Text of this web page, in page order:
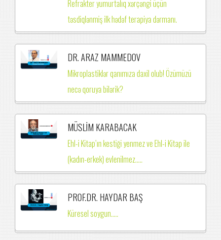
Refrakter yumurtalıq xərçəngi üçün
təsdiqlənmiş ilk hədəf terapiya dərmanı.
DR. ARAZ MAMMEDOV
Mikroplastiklər qanımıza daxil olub! Özümüzü
necə qoruya bilərik?
MÜSLİM KARABACAK
Ehl-i Kitap’ın kestiği yenmez ve Ehl-i Kitap ile
(kadın-erkek) evlenilmez.….
PROF.DR. HAYDAR BAŞ
Küresel soygun.....